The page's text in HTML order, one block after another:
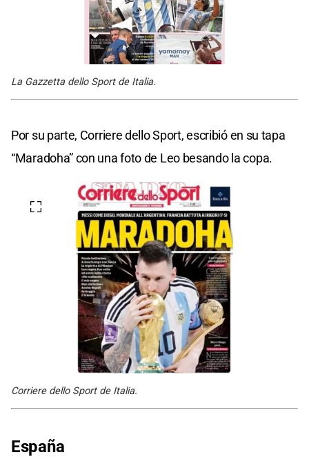
La Gazzetta dello Sport de Italia.
Por su parte, Corriere dello Sport, escribió en su tapa
“Maradoha” con una foto de Leo besando la copa.
Corriere dello Sport de Italia.
España